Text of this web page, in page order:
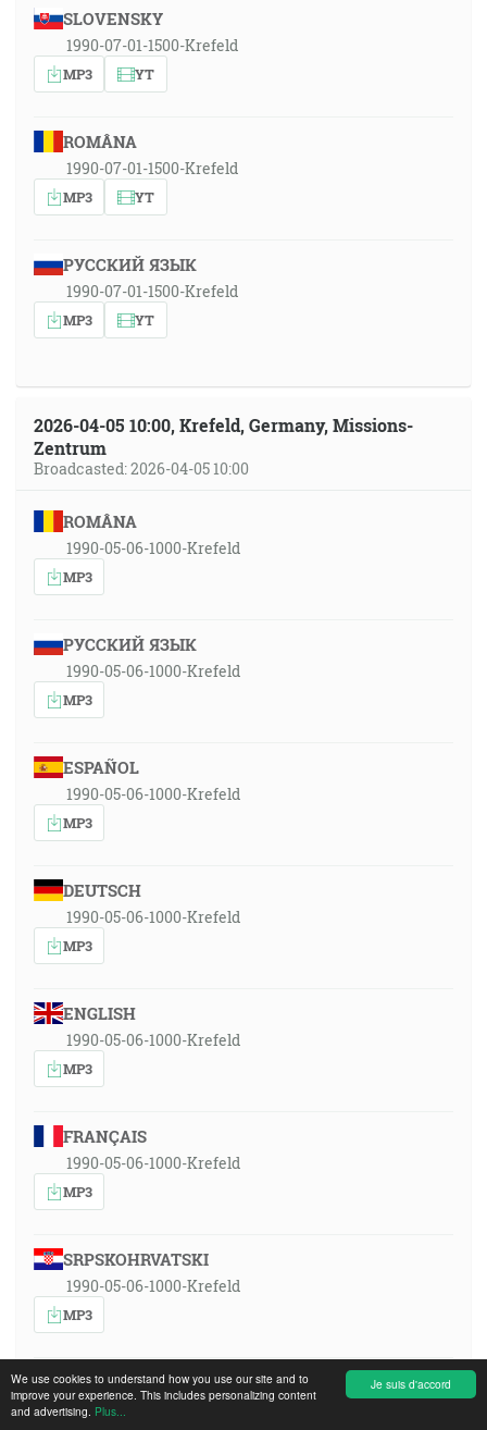
Je suis d'accord
We use cookies to understand how you use our site and to
improve your experience. This includes personalizing content
and advertising. Plus...
SLOVENSKY
1990-07-01-1500-Krefeld
MP3 YT
ROMÂNA
1990-07-01-1500-Krefeld
MP3 YT
РУССКИЙ ЯЗЫК
1990-07-01-1500-Krefeld
MP3 YT
2026-04-05 10:00, Krefeld, Germany, Missions-
Zentrum
Broadcasted: 2026-04-05 10:00
ROMÂNA
1990-05-06-1000-Krefeld
MP3
РУССКИЙ ЯЗЫК
1990-05-06-1000-Krefeld
MP3
ESPAÑOL
1990-05-06-1000-Krefeld
MP3
DEUTSCH
1990-05-06-1000-Krefeld
MP3
ENGLISH
1990-05-06-1000-Krefeld
MP3
FRANÇAIS
1990-05-06-1000-Krefeld
MP3
SRPSKOHRVATSKI
1990-05-06-1000-Krefeld
MP3
POLSKI
1990-05-06-1000-Krefeld